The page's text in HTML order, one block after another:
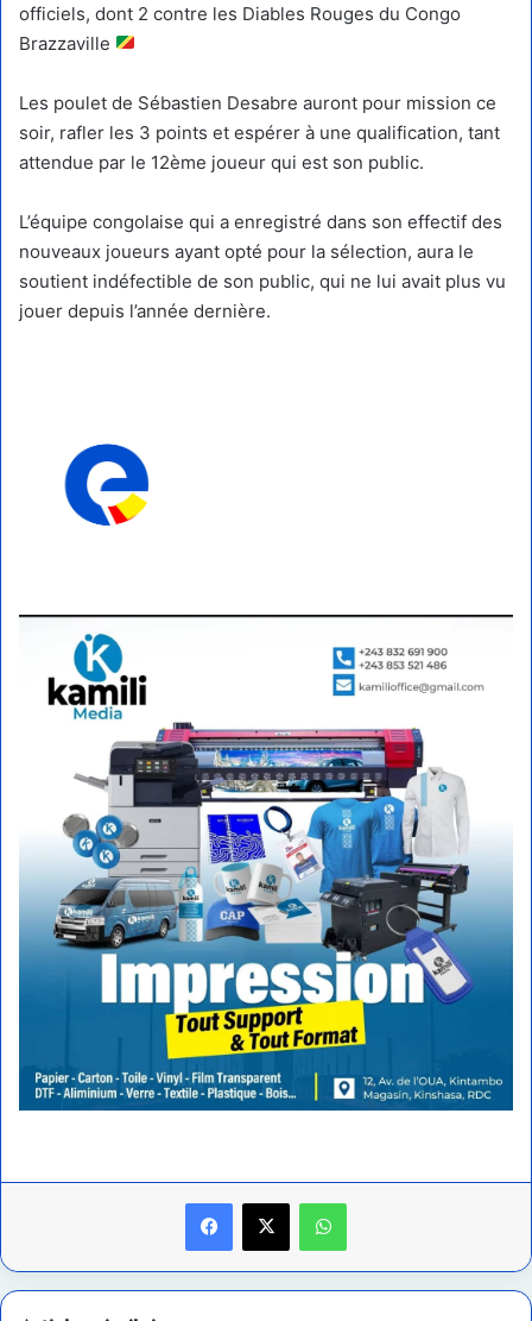
officiels, dont 2 contre les Diables Rouges du Congo
Brazzaville
Les poulet de Sébastien Desabre auront pour mission ce
soir, rafler les 3 points et espérer à une qualification, tant
attendue par le 12ème joueur qui est son public.
L’équipe congolaise qui a enregistré dans son effectif des
nouveaux joueurs ayant opté pour la sélection, aura le
soutient indéfectible de son public, qui ne lui avait plus vu
jouer depuis l’année dernière.
Facebook
X WhatsApp